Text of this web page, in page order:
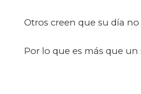
Otros creen que su día
Por lo que es más que